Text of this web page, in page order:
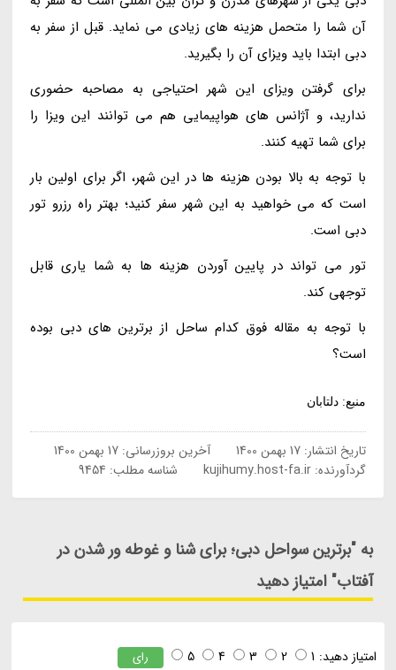
آن شما را متحمل هزینه های زیادی می نماید. قبل از سفر به
دبی ابتدا باید ویزای آن را بگیرید.
برای گرفتن ویزای این شهر احتیاجی به مصاحبه حضوری
ندارید، و آژانس های هواپیمایی هم می توانند این ویزا را
برای شما تهیه کنند.
با توجه به بالا بودن هزینه ها در این شهر، اگر برای اولین بار
است که می خواهید به این شهر سفر کنید؛ بهتر راه رزرو تور
دبی است.
تور می تواند در پایین آوردن هزینه ها به شما یاری قابل
توجهی کند.
با توجه به مقاله فوق کدام ساحل از برترین های دبی بوده
است؟
منبع: دلتابان
تاریخ انتشار:17 بهمن 1400 آخرین بروزرسانی:17 بهمن 1400
گردآورنده:kujihumy.host-fa.ir شناسه مطلب: 9454
به "برترین سواحل دبی؛ برای شنا و غوطه ور شدن در
آفتاب" امتیاز دهید
امتیاز دهید: 1
2
3
4
5 رای